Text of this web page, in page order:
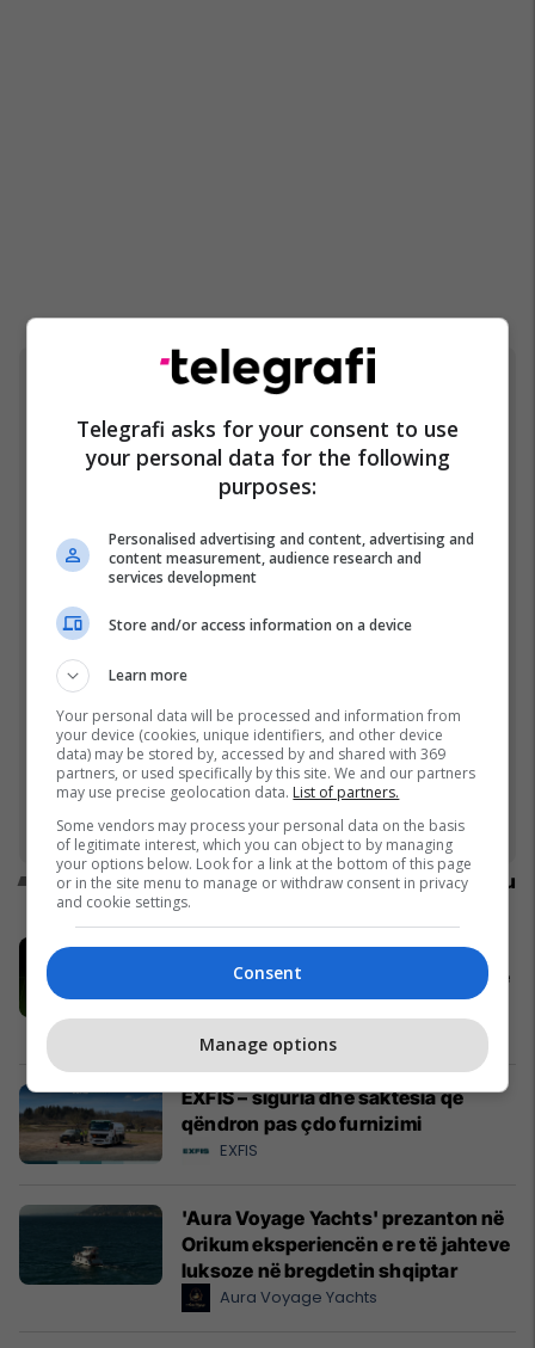
“Gjithmonë kam pasur nevojë për mbështetjen e
Florit”, Soni e gatshme për rikthim: Hapat e
rëndësishëm duhet t'i marrë mashkulli
Promo Reklamo këtu
Pronat e javës në Telegrafi Real
Estate: Banesa, shtëpi dhe truall me
potencial investimi
EXFIS – siguria dhe saktësia që
qëndron pas çdo furnizimi
EXFIS
'Aura Voyage Yachts' prezanton në
Orikum eksperiencën e re të jahteve
luksoze në bregdetin shqiptar
Aura Voyage Yachts
Telegrafi asks for your consent to use
your personal data for the following
purposes:
Personalised advertising and content, advertising and
content measurement, audience research and
services development
Store and/or access information on a device
Learn more
Your personal data will be processed and information from
your device (cookies, unique identifiers, and other device
data) may be stored by, accessed by and shared with 369
partners, or used specifically by this site. We and our partners
may use precise geolocation data. List of partners.
Some vendors may process your personal data on the basis
of legitimate interest, which you can object to by managing
your options below. Look for a link at the bottom of this page
or in the site menu to manage or withdraw consent in privacy
and cookie settings.
Consent
Manage options